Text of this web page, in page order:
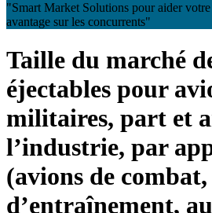
"Smart Market Solutions pour aider votre
avantage sur les concurrents"
Taille du marché
éjectables pour
militaires, part et
l’industrie, par
(avions de
d’entraînement,